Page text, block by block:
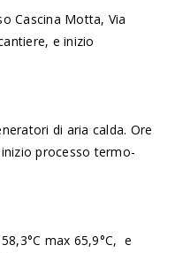
Cascina Motta, Via
e inizio
di aria calda. Ore
processo termo-
max 65,9°C, e